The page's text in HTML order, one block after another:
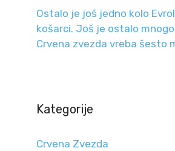
Ostalo je još jedno kolo
košarci. Još je ostalo
Crvena zvezda vreba šesto
Kategorije
Crvena Zvezda